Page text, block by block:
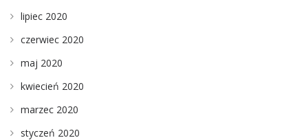
lipiec 2020
czerwiec 2020
maj 2020
kwiecień 2020
marzec 2020
styczeń 2020